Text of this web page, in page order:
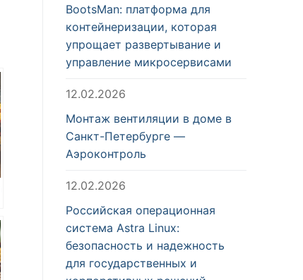
BootsMan: платформа для
контейнеризации, которая
упрощает развертывание и
управление микросервисами
12.02.2026
Монтаж вентиляции в доме в
Санкт-Петербурге —
Аэроконтроль
12.02.2026
Российская операционная
система Astra Linux:
безопасность и надежность
для государственных и